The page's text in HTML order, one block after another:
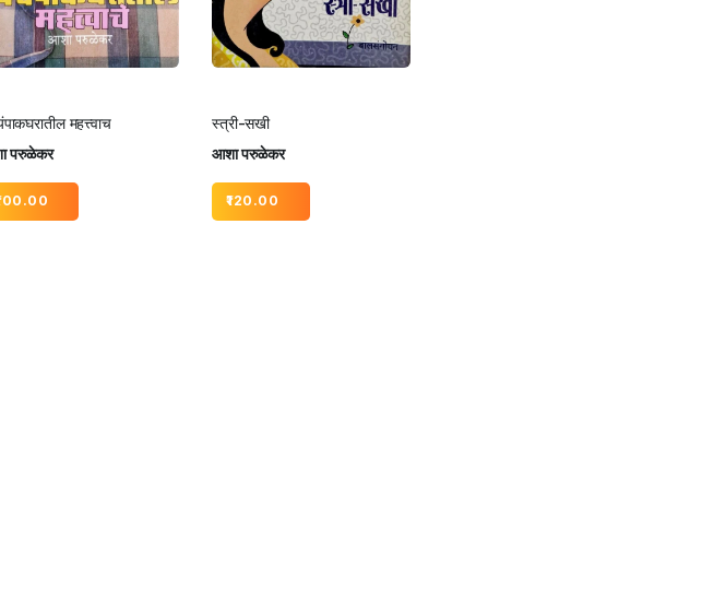
महत्त्वाच
परुळेकर
स्त्री-सखी
आशा परुळेकर
120.00